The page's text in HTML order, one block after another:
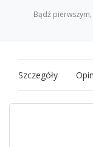
Bądź
Szczegóły